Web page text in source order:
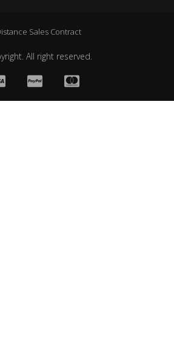
Sales Contract
All right reserved.